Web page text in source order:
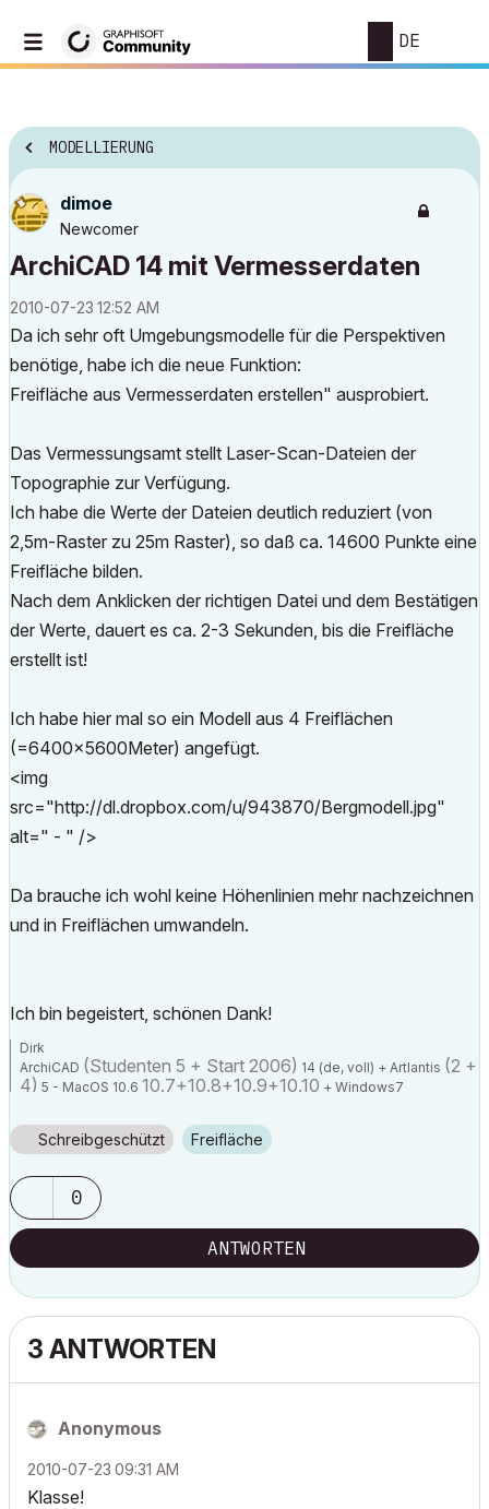
DE
MODELLIERUNG
dimoe
Newcomer
ArchiCAD 14 mit Vermesserdaten
‎2010-07-23 12:52 AM
Da ich sehr oft Umgebungsmodelle für die Perspektiven
benötige, habe ich die neue Funktion:
Freifläche aus Vermesserdaten erstellen" ausprobiert.
Das Vermessungsamt stellt Laser-Scan-Dateien der
Topographie zur Verfügung.
Ich habe die Werte der Dateien deutlich reduziert (von
2,5m-Raster zu 25m Raster), so daß ca. 14600 Punkte eine
Freifläche bilden.
Nach dem Anklicken der richtigen Datei und dem Bestätigen
der Werte, dauert es ca. 2-3 Sekunden, bis die Freifläche
erstellt ist!
Ich habe hier mal so ein Modell aus 4 Freiflächen
(=6400x5600Meter) angefügt.
<img
src="http://dl.dropbox.com/u/943870/Bergmodell.jpg"
alt=" - " />
Da brauche ich wohl keine Höhenlinien mehr nachzeichnen
und in Freiflächen umwandeln.
Ich bin begeistert, schönen Dank!
Dirk
ArchiCAD (Studenten 5 + Start 2006) 14 (de, voll) + Artlantis (2 +
4) 5 - MacOS 10.6 10.7+10.8+10.9+10.10 + Windows7
Schreibgeschützt Freifläche
0
ANTWORTEN
3 ANTWORTEN
Anonymous
‎2010-07-23 09:31 AM
Klasse!